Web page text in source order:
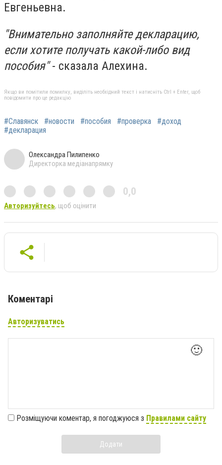
Евгеньевна.
"Внимательно заполняйте декларацию,
если хотите получать какой-либо вид
пособия"- сказала Алехина.
Якщо ви помітили помилку, виділіть необхідний текст і натисніть Ctrl + Enter, щоб
повідомити про це редакцію
#Славянск #новости #пособия #проверка
#доход
#декларация
Олександра Пилипенко
Директорка медіанапрямку
0,0
Авторизуйтесь, щоб оцінити
Коментарі
Авторизуватись
🙂
Розміщуючи коментар, я погоджуюся з Правилами сайту
Додати